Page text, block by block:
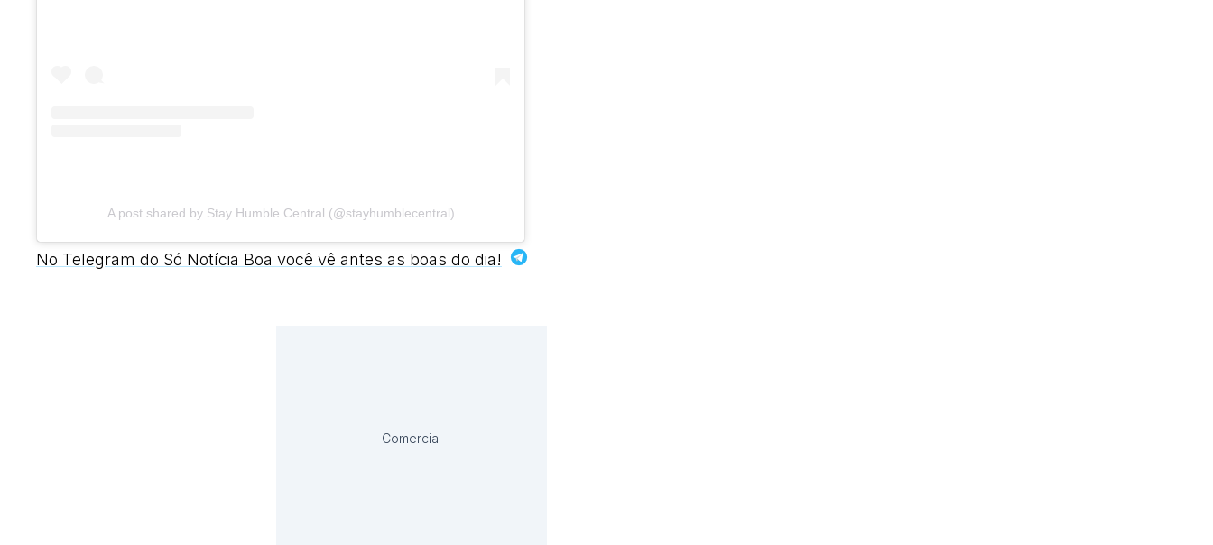
A post shared by Stay Humble Central (@stayhumblecentral)
No Telegram do Só Notícia Boa você vê antes as boas do dia!
Comercial